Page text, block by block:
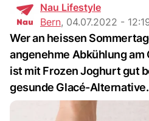
Nau Lifestyle
Bern, 04.07.2022 -
Wer an heissen
angenehme Abkühlung am
ist mit Frozen Joghurt gut
gesunde Glacé-Alternative.